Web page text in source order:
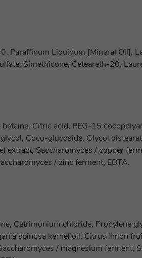
Paraffinum Liquidum [Mineral Oil],
Simethicone, Ceteareth-20,
Citric acid, PEG-15
Coco-glucoside, Glycol
Saccharomyces / copper
/ zinc ferment, EDTA.
Cetrimonium chloride, Propylene
spinosa kernel oil, Citrus limon
/ magnesium ferment,